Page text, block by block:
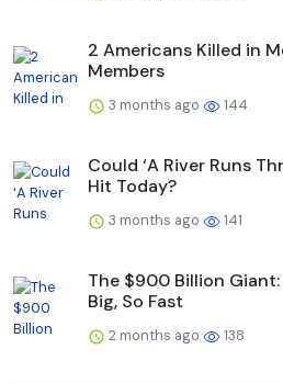
2 Americans Killed in
Members
3 months ago 144
Could ‘A River Runs
Hit Today?
3 months ago 141
The $900 Billion
Big, So Fast
2 months ago 138